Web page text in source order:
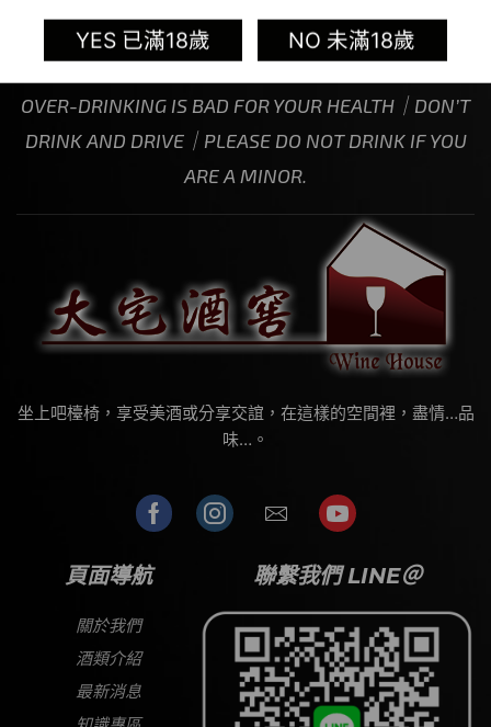
YES 已滿18歲 NO 未滿18歲
飲酒過量，有礙健康｜喝酒請勿開車｜未滿十八歲禁
OVER-DRINKING IS BAD FOR YOUR HEALTH｜DON’T
DRINK AND DRIVE｜PLEASE DO NOT DRINK IF YOU
ARE A MINOR.
坐上吧檯椅，享受美酒或分享交誼，在這樣的空間裡，盡情…品
味…。
頁面導航
關於我們
酒類介紹
最新消息
聯繫我們 LINE＠